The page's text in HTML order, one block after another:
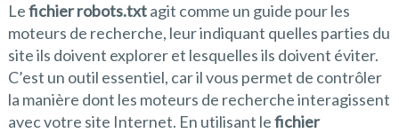
Lefichier robots.txtagit comme un guide pour les
moteurs de recherche, leur indiquant quelles parties du
site ils doivent explorer et lesquelles ils doivent éviter.
C’est un outil essentiel, car il vous permet de contrôler
la manière dont les moteurs de recherche interagissent
avec votre site Internet. En utilisant lefichier